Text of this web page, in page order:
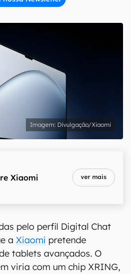
do Canaltech.
Divulgação/Xiaomi
Xiaomi ver mais
pelo perfil Digital Chat
a Xiaomi pretende
tablets avançados. O
viria com um chip XRING,